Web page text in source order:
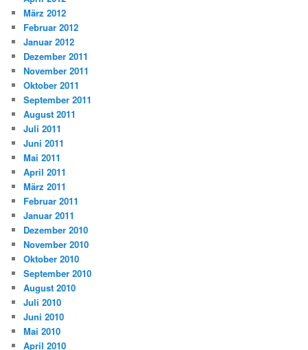
März 2012
Februar 2012
Januar 2012
Dezember 2011
November 2011
Oktober 2011
September 2011
August 2011
Juli 2011
Juni 2011
Mai 2011
April 2011
März 2011
Februar 2011
Januar 2011
Dezember 2010
November 2010
Oktober 2010
September 2010
August 2010
Juli 2010
Juni 2010
Mai 2010
April 2010